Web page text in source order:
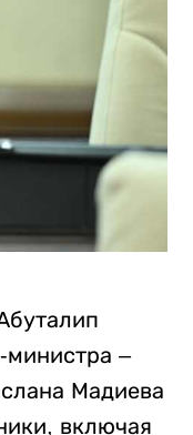
министра –
Мадиева
включая